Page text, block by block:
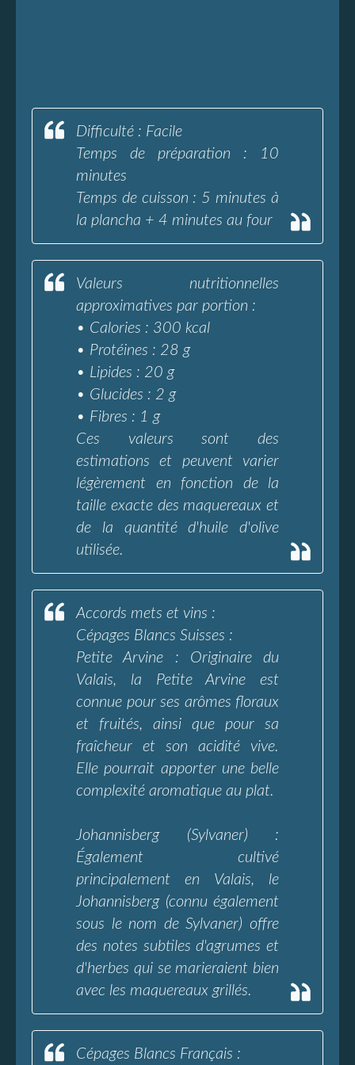
Difficulté : Facile
Temps de préparation : 10
minutes
Temps de cuisson : 5 minutes à
la plancha + 4 minutes au four
Valeurs nutritionnelles
approximatives par portion :
• Calories : 300 kcal
• Protéines : 28 g
• Lipides : 20 g
• Glucides : 2 g
• Fibres : 1 g
Ces valeurs sont des
estimations et peuvent varier
légèrement en fonction de la
taille exacte des maquereaux et
de la quantité d'huile d'olive
utilisée.
Accords mets et vins :
Cépages Blancs Suisses :
Petite Arvine : Originaire du
Valais, la Petite Arvine est
connue pour ses arômes floraux
et fruités, ainsi que pour sa
fraîcheur et son acidité vive.
Elle pourrait apporter une belle
complexité aromatique au plat.
Johannisberg (Sylvaner) :
Également cultivé
principalement en Valais, le
Johannisberg (connu également
sous le nom de Sylvaner) offre
des notes subtiles d'agrumes et
d'herbes qui se marieraient bien
avec les maquereaux grillés.
Cépages Blancs Français :